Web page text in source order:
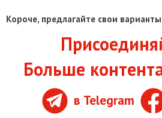
Короче, предлагайте свои
Больше
в Telegram